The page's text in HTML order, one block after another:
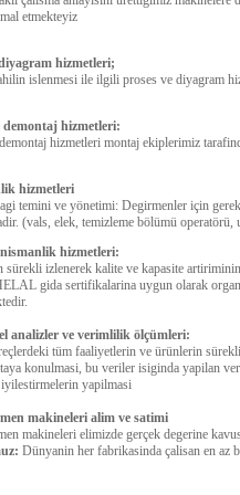
etmekteyiz
hizmetleri;
islenmesi ile ilgili proses ve diyagram
hizmetleri:
hizmetleri montaj ekiplerimiz
hizmetleri
temini ve yönetimi: Degirmenler için
(vals, elek, temizleme bölümü
hizmetleri:
sürekli izlenerek kalite ve kapasite
gida sertifikalarina uygun olarak
analizler ve verimlilik ölçümleri:
tüm faaliyetlerin ve ürünlerin
konulmasi, bu veriler isiginda yapilan
yapilmasi
makineleri alim ve satimi
makineleri elimizde gerçek degerine
Dünyanin her fabrikasinda çalisan en az